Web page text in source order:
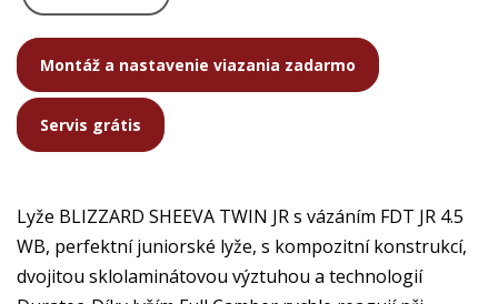
Montáž a nastavenie viazania zadarmo
Servis grátis
Lyže BLIZZARD SHEEVA TWIN JR s vázáním FDT JR 4.5
WB, perfektní juniorské lyže, s kompozitní konstrukcí,
dvojitou sklolaminátovou výztuhou a technologií